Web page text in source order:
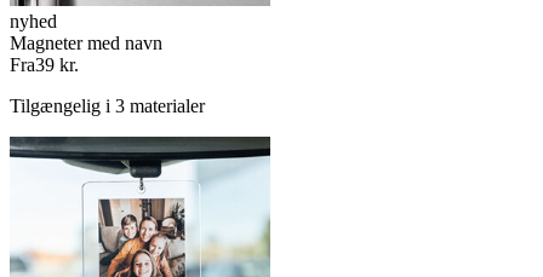
nyhed
Magneter med navn
Fra39 kr.
Tilgængelig i 3 materialer